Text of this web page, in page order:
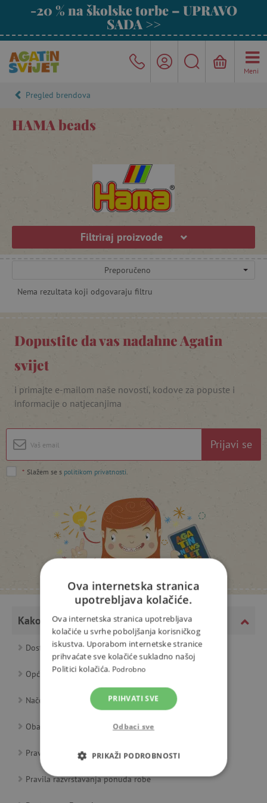
-20 % na školske torbe – UPRAVO
SADA >>
Meni
Pregled brendova
HAMA beads
Filtriraj proizvode
Preporučeno
Nema rezultata koji odgovaraju filtru
Dopustite da vas nadahne Agatin
svijet
i primajte e-mailom naše novosti, kodove za popuste i
informacije o natjecanjima
Prijavi se
* Slažem se s politikom privatnosti.
Kako kupovati
Dostava i plaćanje
Opći uvjeti poslovanja
Načela obrade osobnih podataka (Privacy Policy)
Obavijest o kolačićima
Pravila obrade korisničkih recenzija
Pravila razvrstavanja ponuda robe
Ova internetska stranica
upotrebljava kolačiće.
Ova internetska stranica upotrebljava
kolačiće u svrhe poboljšanja korisničkog
iskustva. Uporabom internetske stranice
prihvaćate sve kolačiće sukladno našoj
Politici kolačića. Podrobno
PRIHVATI SVE
Odbaci sve
PRIKAŽI PODROBNOSTI
NUŽNO POTREBNI KOLAČIĆI